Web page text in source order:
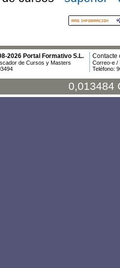
2026 Portal Formativo S.L.
de Cursos y Masters
Contacte
Correo-e /
Teléfono:
0,013484